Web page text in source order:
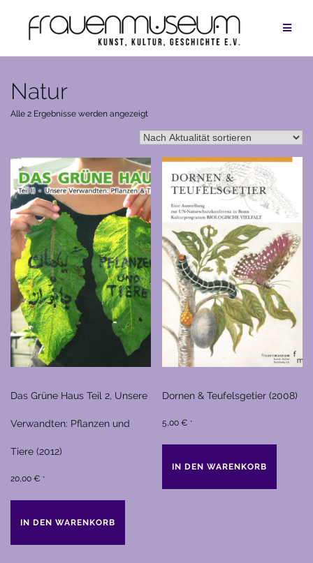
springen
Natur
Alle 2 Ergebnisse werden angezeigtNach
Aktualität
sortiert
Das Grüne Haus Teil 2, Unsere
Verwandten: Pflanzen und
Tiere (2012)
20,00 € *
IN DEN WARENKORB
Dornen & Teufelsgetier (2008)
5,00€ *
IN DEN WARENKORB